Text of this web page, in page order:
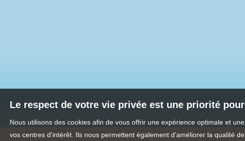
Le respect de votre vie privée est une priorité
Nous utilisons des cookies afin de vous offrir une expérience optimale et
vos centres d'intérêt. Ils nous permettent également d'améliorer la qualité